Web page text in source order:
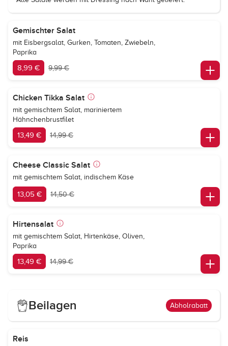
Gemischter Salat
mit Eisbergsalat, Gurken, Tomaten, Zwiebeln,
Paprika
8,99 € 9,99 €
Chicken Tikka Salat
mit gemischtem Salat, mariniertem
Hähnchenbrustfilet
13,49 € 14,99 €
Cheese Classic Salat
mit gemischtem Salat, indischem Käse
13,05 € 14,50 €
Hirtensalat
mit gemischtem Salat, Hirtenkäse, Oliven,
Paprika
13,49 € 14,99 €
Beilagen Abholrabatt
Reis